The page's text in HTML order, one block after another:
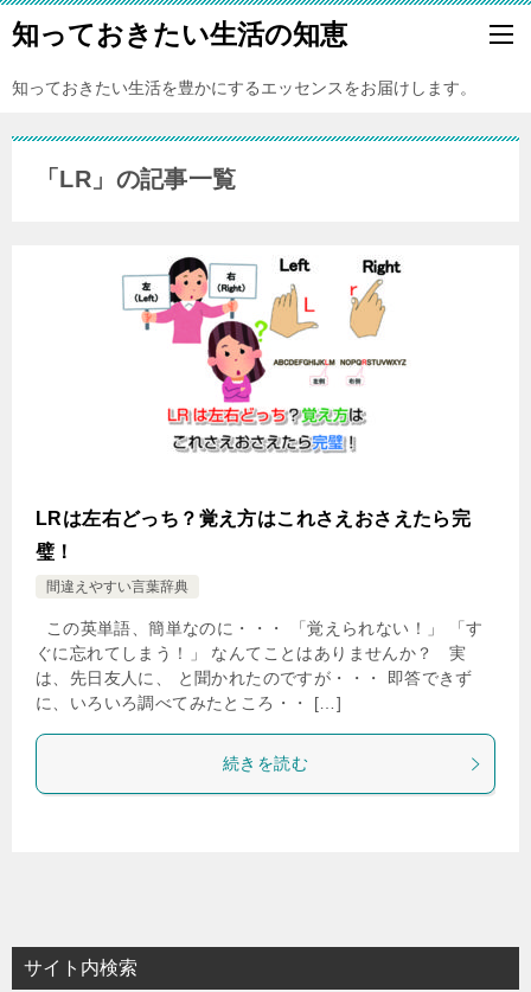
知っておきたい生活の知恵
知っておきたい生活を豊かにするエッセンスをお届けします。
「LR」の記事一覧
LRは左右どっち？覚え方はこれさえおさえたら完
璧！
間違えやすい言葉辞典
この英単語、簡単なのに・・・ 「覚えられない！」 「す
ぐに忘れてしまう！」 なんてことはありませんか？ 実
は、先日友人に、 と聞かれたのですが・・・ 即答できず
に、いろいろ調べてみたところ・・ […]
続きを読む
サイト内検索